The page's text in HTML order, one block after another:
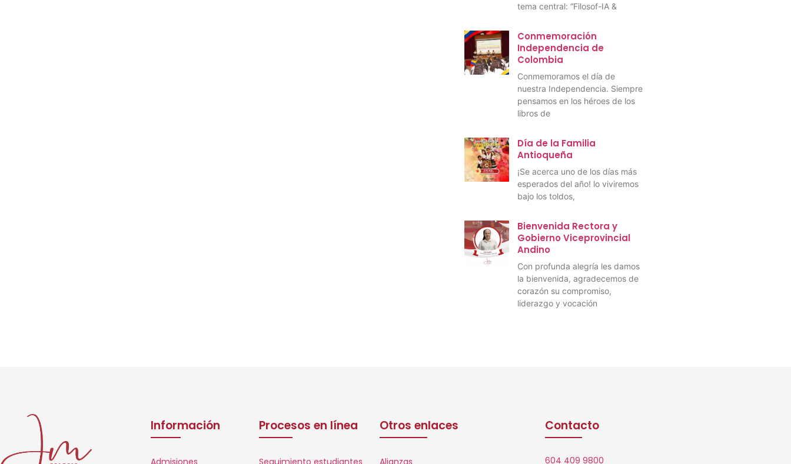
tema central: “Filosof-IA &
Conmemoración
Independencia de
Colombia
Conmemoramos el día de
nuestra Independencia. Siempre
pensamos en los héroes de los
libros de
Día de la Familia
Antioqueña
¡Se acerca uno de los días más
esperados del año! lo viviremos
bajo los toldos,
Bienvenida Rectora y
Gobierno Viceprovincial
Andino
Con profunda alegría les damos
la bienvenida, agradecemos de
corazón su compromiso,
liderazgo y vocación
Información Procesos en línea Otros enlaces Contacto
604 409 9800